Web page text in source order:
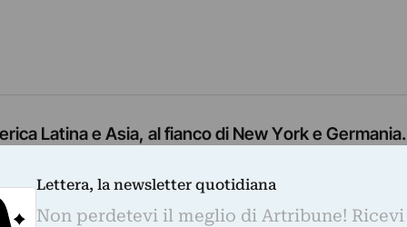
Latina e Asia, al fianco di New York e Germania.
la geopolitica del collezionismo globale
sia in continua evoluzione verso le rotte dei
E che questa nuova ricchezza…
Lettera, la newsletter quotidiana
Non perdetevi il meglio di Artribune! Ricevi